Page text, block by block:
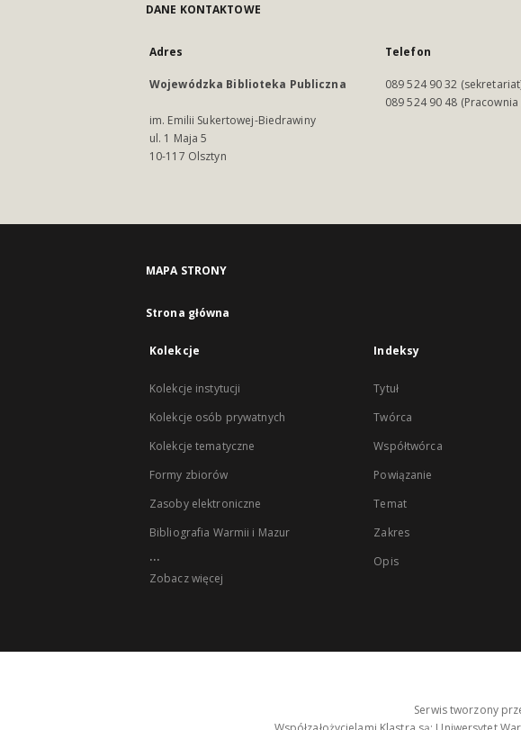
DANE KONTAKTOWE
Adres
Wojewódzka Biblioteka Publiczna
im. Emilii Sukertowej-Biedrawiny
ul. 1 Maja 5
10-117 Olsztyn
Telefon
089 524 90 32
089 524 90 48
MAPA STRONY
Strona główna
Kolekcje
Kolekcje instytucji
Kolekcje osób prywatnych
Kolekcje tematyczne
Formy zbiorów
Zasoby elektroniczne
Bibliografia Warmii i Mazur
...
Zobacz więcej
Indeksy
Tytuł
Twórca
Współtwórca
Powiązanie
Temat
Zakres
Opis
Serwis tworzony